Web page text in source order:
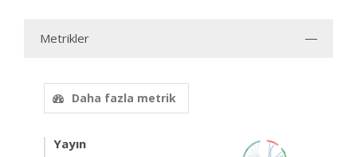
Metrikler
Daha fazla metrik
Yayın